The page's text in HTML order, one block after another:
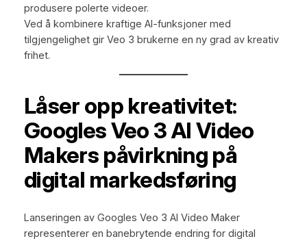
produsere polerte videoer.
Ved å kombinere kraftige AI-funksjoner med
tilgjengelighet gir Veo 3 brukerne en ny grad av kreativ
frihet.
Låser opp kreativitet:
Googles Veo 3 AI Video
Makers påvirkning på
digital markedsføring
Lanseringen av Googles Veo 3 AI Video Maker
representerer en banebrytende endring for digital